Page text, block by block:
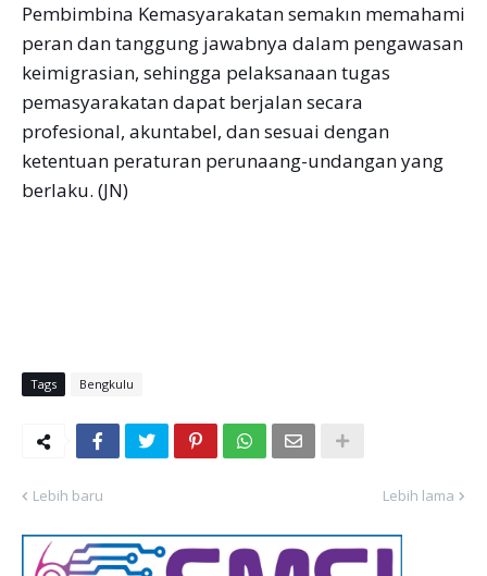
Pembimbina Kemasyarakatan semakın memahami
peran dan tanggung jawabnya dalam pengawasan
keimigrasian, sehingga pelaksanaan tugas
pemasyarakatan dapat berjalan secara
profesional, akuntabel, dan sesuai dengan
ketentuan peraturan perunaang-undangan yang
berlaku. (JN)
Tags Bengkulu
Lebih baru Lebih lama